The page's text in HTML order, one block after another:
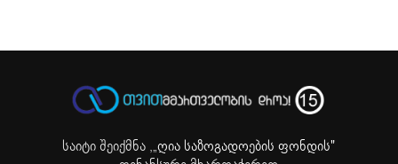
საიტი შეიქმნა ,„ღია საზოგადოების ფონდის"